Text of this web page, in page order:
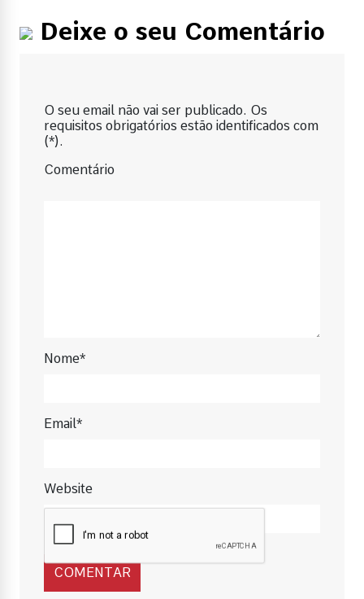
Deixe o seu Comentário
O seu email não vai ser publicado. Os
requisitos obrigatórios estão identificados com
(*).
Comentário
Nome*
Email*
Website